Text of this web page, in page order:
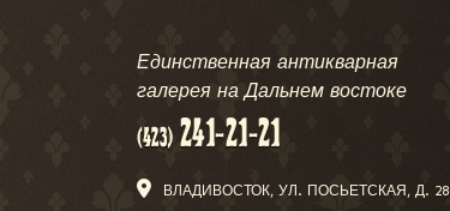
Единственная антикварная
галерея на Дальнем востоке
ВЛАДИВОСТОК, УЛ. ПОСЬЕТСКАЯ, Д. 28